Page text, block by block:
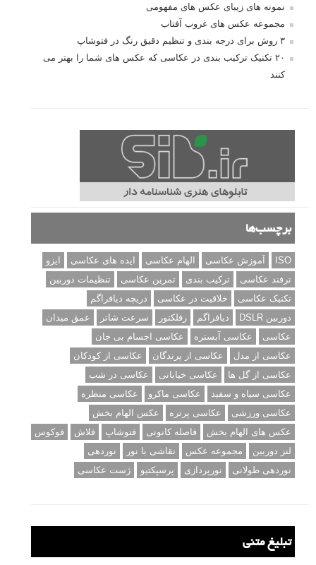
نمونه های زیبای عکس های مفهومی
مجموعه عکس های غروب آفتاب
۳ روش برای درجه بندی و تنظیم دقیق رنگ در فتوشاپ
۲۰ تکنیک ترکیب بندی در عکاسی که عکس های شما را بهتر می
کنند
برچسب‌ها
ISO آموزش عکاسی الهام عکاسی ایده های عکاسی
ایزو
ترفند عکاسی
ترکیب بندی تمرین عکاسی
تنظیمات دوربین
تکنیک عکاسی
خلاقیت در عکاسی
دریچه دیافراگم
دوربین DSLR
دیافراگم رفلکتور سرعت شاتر
عمق میدان
عکاسی
عکاسی آبستره
عکاسی اجسام بی جان
عکاسی از مدل
عکاسی از پرندگان
عکاسی از کودکان
عکاسی از گل ها
عکاسی خیابانی
عکاسی در شب
عکاسی سیاه و سفید
عکاسی ماکرو
عکاسی منظره
عکاسی ورزشی
عکاسی پرتره
عکس الهام بخش
عکس های الهام بخش
فاصله کانونی فتوشاپ فلاش
فوکوس
لنز دوربین
مجموعه عکس نقاشی با نور
نوردهی
نوردهی طولانی
نورپردازی پرسپکتیو ژست عکاسی
تبلیغ متنی